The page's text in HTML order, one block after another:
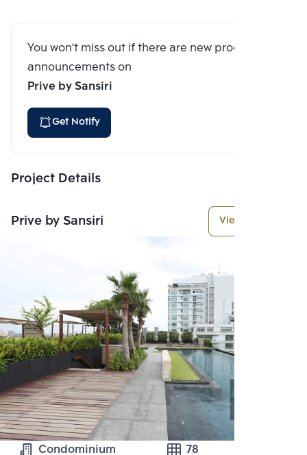
You won't miss out if there are new program
announcements on
Prive by Sansiri
Get Notify
Project Details
Prive by Sansiri View More
Condominium 78